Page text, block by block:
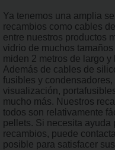
Ya tenemos una amplia
recambios como cables
entre nuestros productos
vidrio de muchos
miden 2 metros de largo
Además de cables de
fusibles y
visualización,
mucho más. Nuestros
todos son relativamente
pellets. Si necesita ayuda
recambios, puede
posible para satisfacer